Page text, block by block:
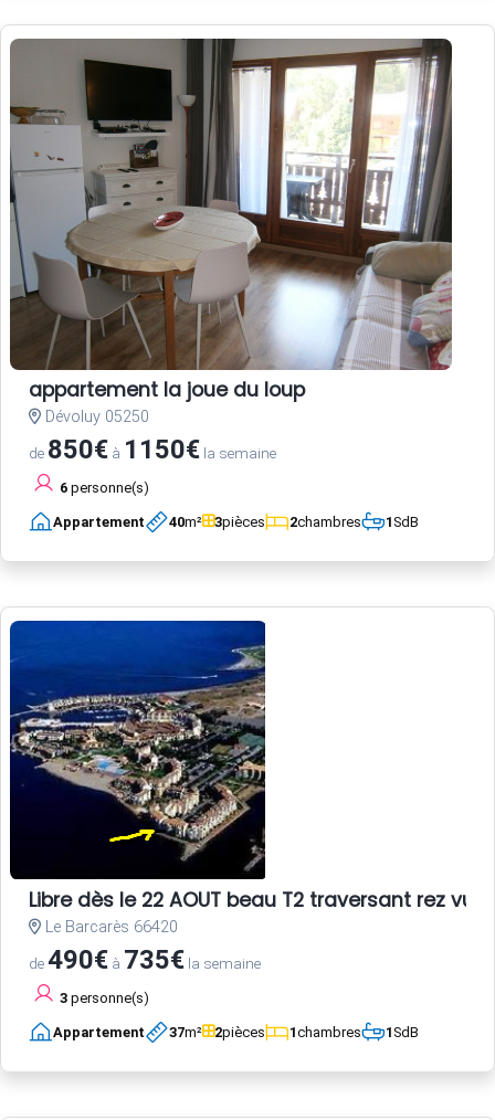
appartement la joue du loup
Dévoluy 05250
de 850€ à 1150€ la semaine
6 personne(s)
Appartement 40m² 3pièces 2chambres 1SdB
Libre dès le 22 AOUT beau T2 traversant rez
Le Barcarès 66420
de490€ à 735€ la semaine
3 personne(s)
Appartement 37m² 2pièces 1chambres 1SdB